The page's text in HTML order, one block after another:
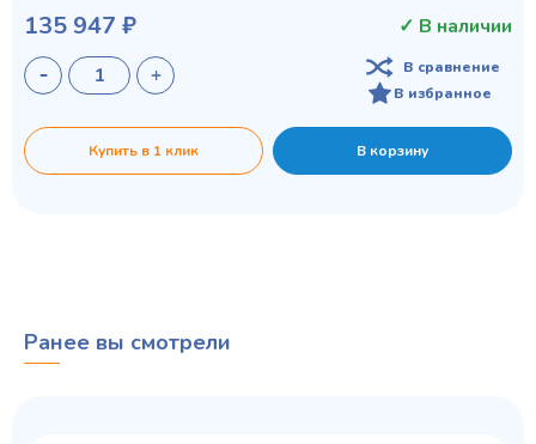
135 947 ₽ ✓ В наличии
В сравнение
В избранное
Купить в 1 клик В корзину
Ранее вы смотрели